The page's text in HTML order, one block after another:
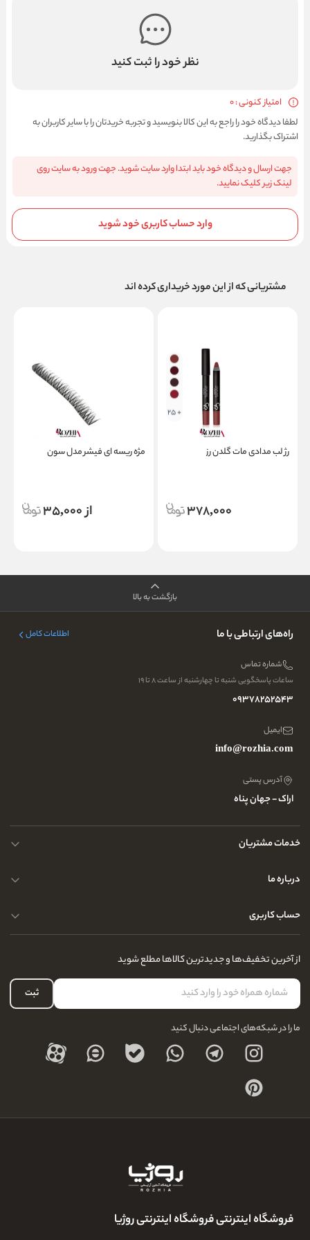
نظر خود را ثبت کنید
امتیاز کنونی : 0
لطفا دیدگاه خود را راجع به این کالا بنویسید و تجربه خریدتان را با سایر کاربران به
اشتراک بگذارید.
جهت ارسال و دیدگاه خود باید ابتدا وارد سایت شوید. جهت ورود به سایت روی
لینک زیر کلیک نمایید.
وارد حساب کاربری خود شوید
مشتریانی که از این مورد خریداری کرده اند
+ 25
رژ لب مدادی مات گلدن رز
378,000
مژه ریسه ای فیشر مدل سون
از 35,000
بازگشت به بالا
راه‌های ارتباطی با ما اطلاعات کامل
شماره تماس
ساعات پاسخگویی شنبه تا چهارشنبه از ساعت ۸ تا ۱۹
09378252543
ایمیل
info@rozhia.com
آدرس پستی
اراک - جهان پناه
خدمات مشتریان
حریم خصوصی کاربران
تماس با ما
درباره ما
سوالات متداول
آدرس فروشگاه
نحوه ارسال کالا
نحوه بازگشت کالا
درباره ما
حساب کاربری
لیست علاقه‌مندی
حساب کاربری
از آخرین تخفیف‌ها و جدیدترین کالاها مطلع شوید
ثبت
ما را در شبکه‌های اجتماعی دنبال کنید
فروشگاه اینترنتی فروشگاه اینترنتی روژیا